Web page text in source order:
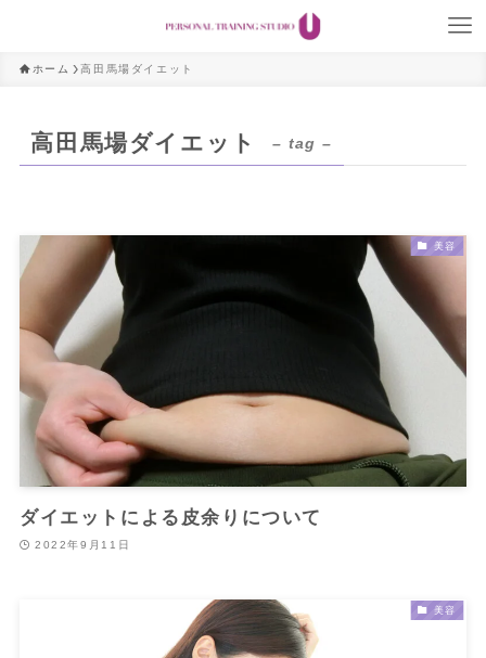
ホーム 高田馬場ダイエット
高田馬場ダイエット – tag –
美容
ダイエットによる皮余りについて
2022年9月11日
美容